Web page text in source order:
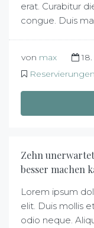
erat. Curabitur
congue. Duis
von max
Reservierungen
Zehn
besser machen
Lorem ipsum
elit. Duis mollis
odio neque.